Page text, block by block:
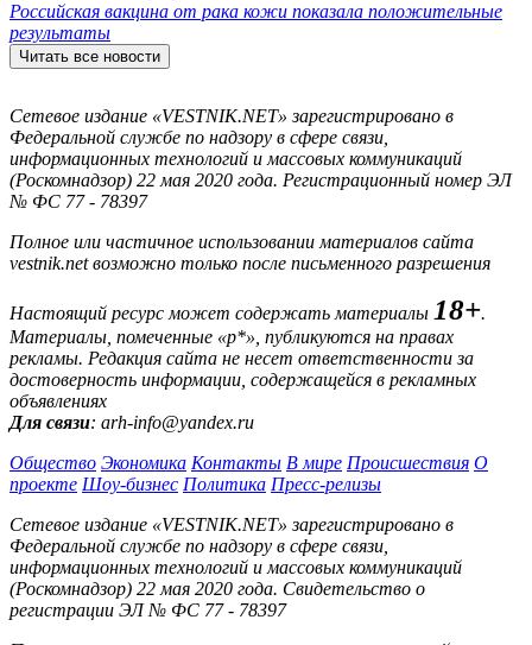
Российская вакцина от рака кожи показала положительные
результаты
Читать все новости
Сетевое издание «VESTNIK.NET» зарегистрировано в
Федеральной службе по надзору в сфере связи,
информационных технологий и массовых коммуникаций
(Роскомнадзор) 22 мая 2020 года. Регистрационный номер ЭЛ
№ ФС 77 - 78397
Полное или частичное использовании материалов сайта
vestnik.net возможно только после письменного разрешения
Настоящий ресурс может содержать материалы 18+.
Материалы, помеченные «р*», публикуются на правах
рекламы. Редакция сайта не несет ответственности за
достоверность информации, содержащейся в рекламных
объявлениях
Для связи: arh-info@yandex.ru
Общество Экономика Контакты В мире Происшествия О
проекте Шоу-бизнес Политика Пресс-релизы
Сетевое издание «VESTNIK.NET» зарегистрировано в
Федеральной службе по надзору в сфере связи,
информационных технологий и массовых коммуникаций
(Роскомнадзор) 22 мая 2020 года. Свидетельство о
регистрации ЭЛ № ФС 77 - 78397